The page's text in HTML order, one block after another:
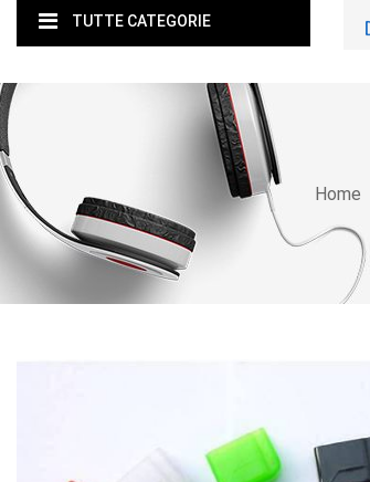
TUTTE CATEGORIE
Home